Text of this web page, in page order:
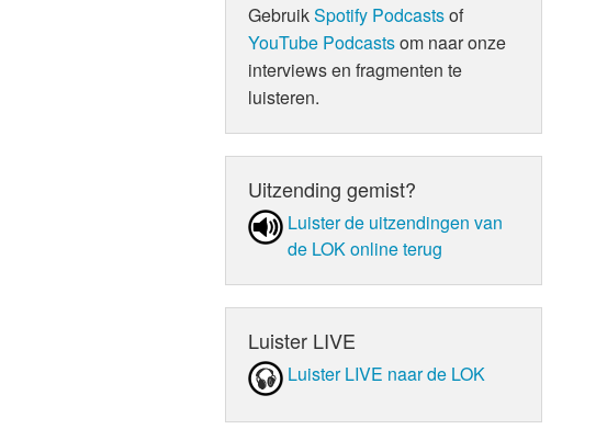
GebruikSpotify Podcastsof
YouTube Podcastsom naar onze
interviews en fragmenten te
luisteren.
Uitzending gemist?
Luister de uit­zen­din­gen van
de LOK online terug
Luister LIVE
Luister LIVE naar de LOK